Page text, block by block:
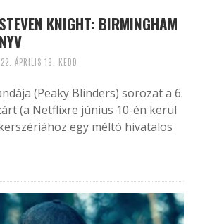
KNIGHT: BIRMINGHAM
ÁPRILIS 19. KEDD
(Peaky Blinders) sorozat a 6.
(a Netflixre június 10-én kerül
egy méltó hivatalos